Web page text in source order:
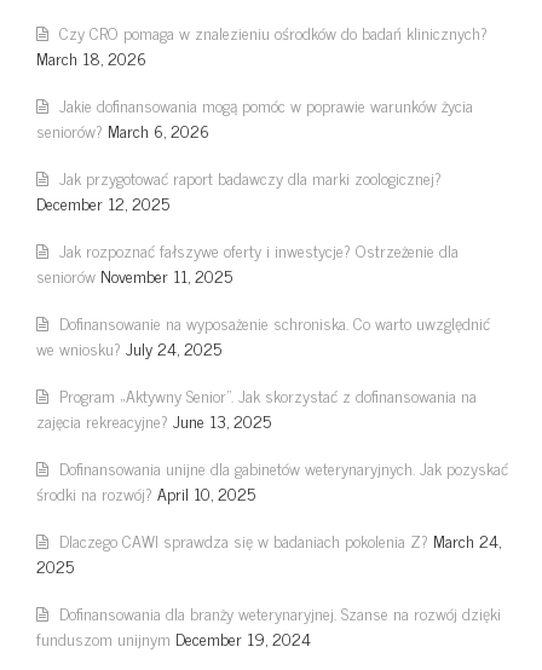
Czy CRO pomaga w znalezieniu ośrodków do badań klinicznych?
March 18, 2026
Jakie dofinansowania mogą pomóc w poprawie warunków życia
seniorów? March 6, 2026
Jak przygotować raport badawczy dla marki zoologicznej?
December 12, 2025
Jak rozpoznać fałszywe oferty i inwestycje? Ostrzeżenie dla
seniorów November 11, 2025
Dofinansowanie na wyposażenie schroniska. Co warto uwzględnić
we wniosku? July 24, 2025
Program „Aktywny Senior”. Jak skorzystać z dofinansowania na
zajęcia rekreacyjne? June 13, 2025
Dofinansowania unijne dla gabinetów weterynaryjnych. Jak pozyskać
środki na rozwój? April 10, 2025
Dlaczego CAWI sprawdza się w badaniach pokolenia Z? March 24,
2025
Dofinansowania dla branży weterynaryjnej. Szanse na rozwój dzięki
funduszom unijnym December 19, 2024